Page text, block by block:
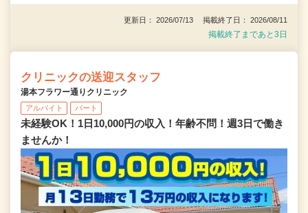
更新日： 2026/07/13 掲載終了日： 2026/08/11
掲載終了まであと3日
クリニックの送迎スタッフ
湯本フラワー通りクリニック
アルバイト パート
未経験OK！1日10,000円の収入！年齢不問！週3日で働き
ませんか！